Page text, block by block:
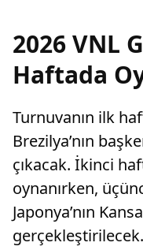
2026 VNL
Haftada
Turnuvanın ilk
Brezilya’nın
çıkacak. İkinci
oynanırken,
Japonya’nın
gerçekleştirilecek.